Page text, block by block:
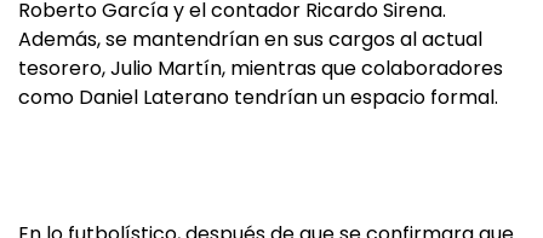
Roberto García y el contador Ricardo Sirena.
Además, se mantendrían en sus cargos al actual
tesorero, Julio Martín, mientras que colaboradores
como Daniel Laterano tendrían un espacio formal.